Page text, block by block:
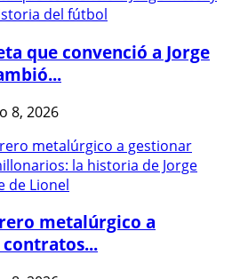
que convenció a Jorge
8, 2026
metalúrgico a